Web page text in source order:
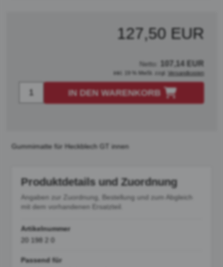
127,50 EUR
Netto: 107,14 EUR
inkl. 19 % MwSt. zzgl. Versandkosten
IN DEN WARENKORB
Gummimatte für Heckblech GT innen
Produktdetails und Zuordnung
Angaben zur Zuordnung, Bestellung und zum Abgleich
mit dem vorhandenen Ersatzteil.
Artikelnummer
20 198 2 0
Passend für